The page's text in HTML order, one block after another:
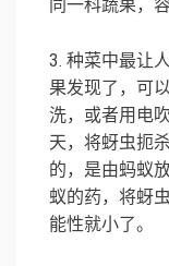
同一科蔬果，
3. 种菜中最让
果发现了，可
洗，或者用电
天，将蚜虫扼
的，是由蚂蚁
蚁的药，将蚜
能性就小了。